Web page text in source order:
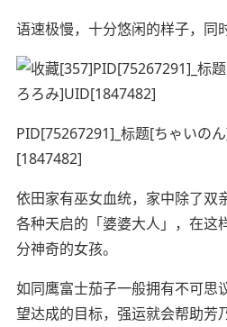
语速极慢，十分悠闲的样子，同
PID[75267291]_标题[ちゃいの
[1847482]
依田家有巫女血统，家中除了双
各种天启的「婆婆大人」，在这
分神奇的女孩。
如同鹰富士茄子一般拥有不可思
望达成的目标，强运就会帮助芳